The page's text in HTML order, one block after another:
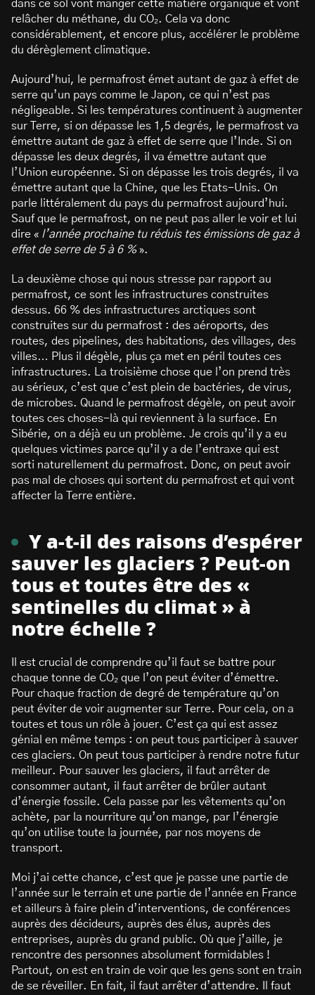
dans ce sol vont manger cette matière organique et vont
relâcher du méthane, du CO₂. Cela va donc
considérablement, et encore plus, accélérer le problème
du dérèglement climatique.
Aujourd’hui, le permafrost émet autant de gaz à effet de
serre qu’un pays comme le Japon, ce qui n’est pas
négligeable. Si les températures continuent à augmenter
sur Terre, si on dépasse les 1,5 degrés, le permafrost va
émettre autant de gaz à effet de serre que l’Inde. Si on
dépasse les deux degrés, il va émettre autant que
l’Union européenne. Si on dépasse les trois degrés, il va
émettre autant que la Chine, que les Etats-Unis. On
parle littéralement du pays du permafrost aujourd’hui.
Sauf que le permafrost, on ne peut pas aller le voir et lui
dire « l’année prochaine tu réduis tes émissions de gaz à
effet de serre de 5 à 6 % ».
La deuxième chose qui nous stresse par rapport au
permafrost, ce sont les infrastructures construites
dessus. 66 % des infrastructures arctiques sont
construites sur du permafrost : des aéroports, des
routes, des pipelines, des habitations, des villages, des
villes… Plus il dégèle, plus ça met en péril toutes ces
infrastructures. La troisième chose que l’on prend très
au sérieux, c’est que c’est plein de bactéries, de virus,
de microbes. Quand le permafrost dégèle, on peut avoir
toutes ces choses-là qui reviennent à la surface. En
Sibérie, on a déjà eu un problème. Je crois qu’il y a eu
quelques victimes parce qu’il y a de l’entraxe qui est
sorti naturellement du permafrost. Donc, on peut avoir
pas mal de choses qui sortent du permafrost et qui vont
affecter la Terre entière.
Y a-t-il des raisons d’espérer
sauver les glaciers ? Peut-on
tous et toutes être des «
sentinelles du climat » à
notre échelle ?
Il est crucial de comprendre qu’il faut se battre pour
chaque tonne de CO₂ que l’on peut éviter d’émettre.
Pour chaque fraction de degré de température qu’on
peut éviter de voir augmenter sur Terre. Pour cela, on a
toutes et tous un rôle à jouer. C’est ça qui est assez
génial en même temps : on peut tous participer à sauver
ces glaciers. On peut tous participer à rendre notre futur
meilleur. Pour sauver les glaciers, il faut arrêter de
consommer autant, il faut arrêter de brûler autant
d’énergie fossile. Cela passe par les vêtements qu’on
achète, par la nourriture qu’on mange, par l’énergie
qu’on utilise toute la journée, par nos moyens de
transport.
Moi j’ai cette chance, c’est que je passe une partie de
l’année sur le terrain et une partie de l’année en France
et ailleurs à faire plein d’interventions, de conférences
auprès des décideurs, auprès des élus, auprès des
entreprises, auprès du grand public. Où que j’aille, je
rencontre des personnes absolument formidables !
Partout, on est en train de voir que les gens sont en train
de se réveiller. En fait, il faut arrêter d’attendre. Il faut